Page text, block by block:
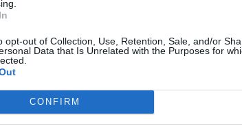
opt-out of Collection, Use, Retention, Sale, and/or
Data that Is Unrelated with the Purposes for
CONFIRM
/ Feiern
Tageszeitungen
Küche
des Hotels
Panoramablick